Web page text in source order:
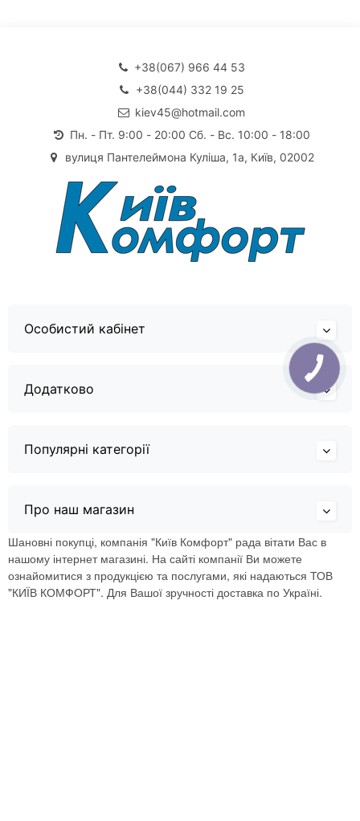
+38(067) 966 44 53
+38(044) 332 19 25
kiev45@hotmail.com
Пн. - Пт. 9:00 - 20:00 Сб. - Вс. 10:00 - 18:00
вулиця Пантелеймона Куліша, 1а, Київ, 02002
Особистий кабінет
Додатково
Популярні категорії
Про наш магазин
Шановні покупці, компанія "Київ Комфорт" рада вітати Вас в
нашому інтернет магазині. На сайті компанії Ви можете
ознайомитися з продукцією та послугами, які надаються ТОВ
"КИЇВ КОМФОРТ". Для Вашої зручності доставка по Україні.